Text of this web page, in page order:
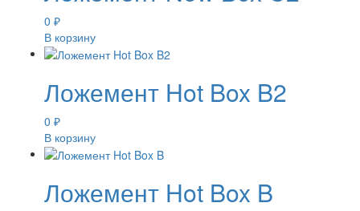
0 ₽
В корзину
Ложемент Hot Box B2
0 ₽
В корзину
Ложемент Hot Box B